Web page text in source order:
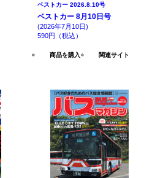
ベストカー 2026.8.10号
ベストカー 8月10日号
(2026年7月10日)
590円（税込）
商品を購入 関連サイト